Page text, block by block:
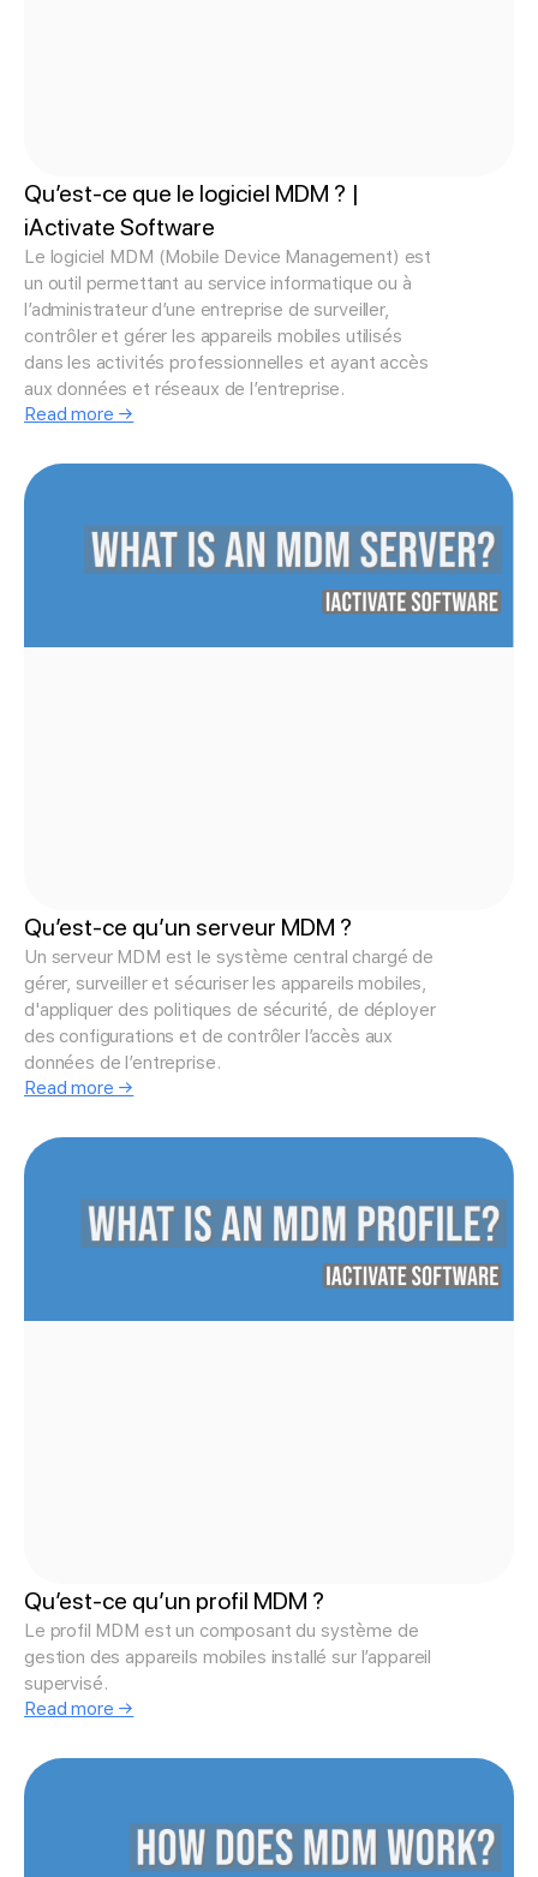
Qu’est-ce que le logiciel MDM ? |
iActivate Software
Le logiciel MDM (Mobile Device Management) est
un outil permettant au service informatique ou à
l’administrateur d’une entreprise de surveiller,
contrôler et gérer les appareils mobiles utilisés
dans les activités professionnelles et ayant accès
aux données et réseaux de l’entreprise.
Read more →
Qu’est-ce qu’un serveur MDM ?
Un serveur MDM est le système central chargé de
gérer, surveiller et sécuriser les appareils mobiles,
d'appliquer des politiques de sécurité, de déployer
des configurations et de contrôler l’accès aux
données de l’entreprise.
Read more →
Qu’est-ce qu’un profil MDM ?
Le profil MDM est un composant du système de
gestion des appareils mobiles installé sur l’appareil
supervisé.
Read more →